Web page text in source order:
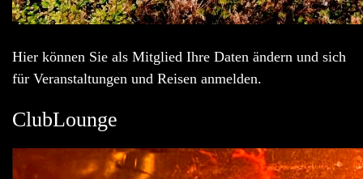
Hier können Sie als Mitglied Ihre Daten ändern und sich
für Veranstaltungen und Reisen anmelden.
ClubLounge